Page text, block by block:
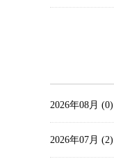
2026年08月 (0)
2026年07月 (2)